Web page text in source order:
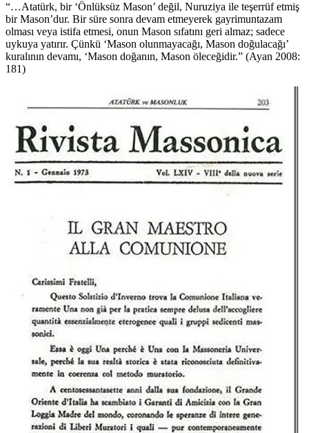
“…Atatürk, bir ‘Önlüksüz Mason’ değil, Nuruziya ile teşerrüf etmiş
bir Mason’dur. Bir süre sonra devam etmeyerek gayrimuntazam
olması veya istifa etmesi, onun Mason sıfatını geri almaz; sadece
uykuya yatırır. Çünkü ‘Mason olunmayacağı, Mason doğulacağı’
kuralının devamı, ‘Mason doğanın, Mason öleceğidir.” (Ayan 2008:
181)